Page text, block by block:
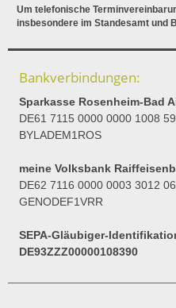
Um telefonische
insbesondere im Standesamt und
Bankverbindungen:
Sparkasse Rosenheim-Bad
DE61 7115 0000 0000 1008 59
BYLADEM1ROS
meine Volksbank
DE62 7116 0000 0003 3012 06
GENODEF1VRR
SEPA-Gläubiger-
DE93ZZZ00000108390